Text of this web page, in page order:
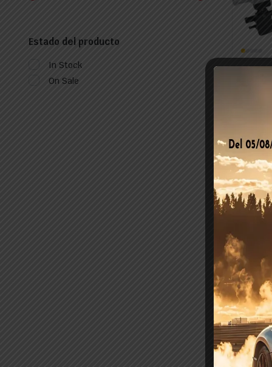
In Stock
Juego
Corte
8,63€
Estado del producto
In Stock
On Sale